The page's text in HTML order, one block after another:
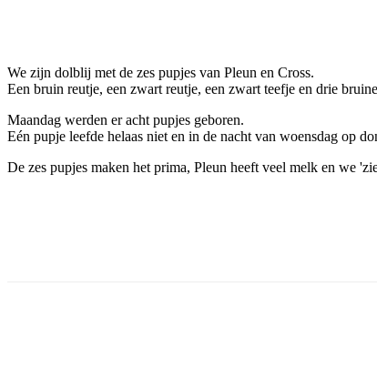
We zijn dolblij met de zes pupjes van Pleun en Cross.
Een bruin reutje, een zwart reutje, een zwart teefje en drie
Maandag werden er acht pupjes geboren.
Eén pupje leefde helaas niet en in de nacht van woensdag op
De zes pupjes maken het prima, Pleun heeft veel melk en we